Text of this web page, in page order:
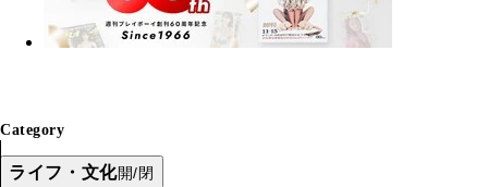
Category
ライフ・文化開/閉